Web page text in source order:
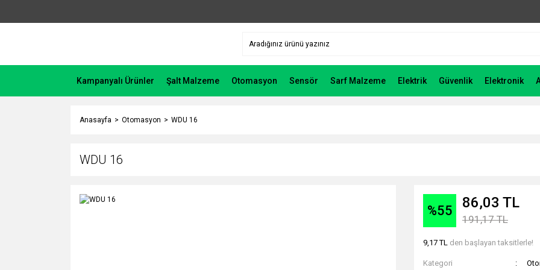
Kampanyalı Ürünler Şalt Malzeme Otomasyon Sensör Sarf Malzeme Elektrik Güvenlik Elektronik
Anasayfa Otomasyon WDU 16
WDU 16
%55 86,03 TL
191,17 TL
9,17 TL den başlayan taksitlerle!
Kategori